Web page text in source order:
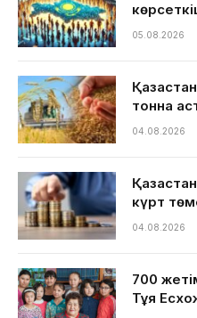
05.08.2026
тонна
04.08.2026
күрт
04.08.2026
700
Тұяқ